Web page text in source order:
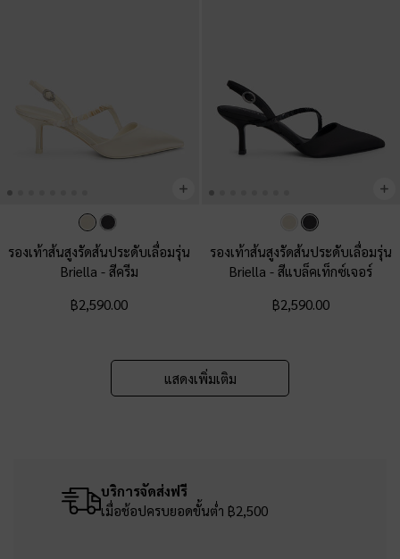
รองเท้าส้นสูงรัดส้นประดับเลื่อมรุ่น
Briella - สีครีม
฿2,590.00
รองเท้าส้นสูงรัดส้นประดับเลื่อมรุ่น
Briella - สีแบล็คเท็กซ์เจอร์
฿2,590.00
แสดงเพิ่มเติม
บริการจัดส่งฟรี
เมื่อช้อปครบยอดขั้นต่ำ ฿2,500